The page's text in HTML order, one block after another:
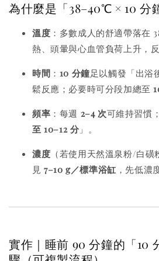
為什麼是「38–40℃ × 10 分
溫度 ：多數成人的舒適帶落在
熱、頭暈與心血管負荷上升，反
時間 ： 10 分鐘足以觸發「出浴
鬆反應；必要時可分段加總至
頻率 ：每週 2–4 次可維持習慣
至 10–12 分 」。
濃度 （若使用天然溫泉粉/白
見7–10 g／標準浴缸 ，先低濃
實作｜睡前 90 分鐘的「10